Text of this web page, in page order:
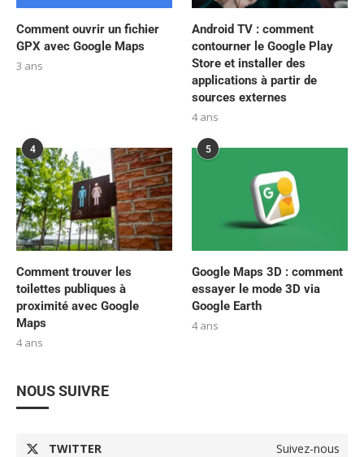
Comment ouvrir un fichier
GPX avec Google Maps
3 ans
Android TV : comment
contourner le Google Play
Store et installer des
applications à partir de
sources externes
4 ans
4
Comment trouver les
toilettes publiques à
proximité avec Google
Maps
4 ans
5
Google Maps 3D : comment
essayer le mode 3D via
Google Earth
4 ans
NOUS SUIVRE
TWITTER Suivez-nous